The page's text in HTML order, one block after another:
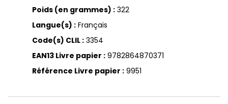
Poids (en grammes) :322
Langue(s) :Français
Code(s) CLIL :3354
EAN13 Livre papier :9782864870371
Référence Livre papier :9951